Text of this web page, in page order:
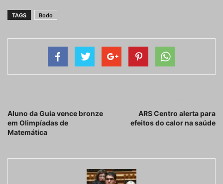
TAGS Bodo
Aluno da Guia vence bronze
em Olimpíadas de
Matemática
ARS Centro alerta para
efeitos do calor na saúde